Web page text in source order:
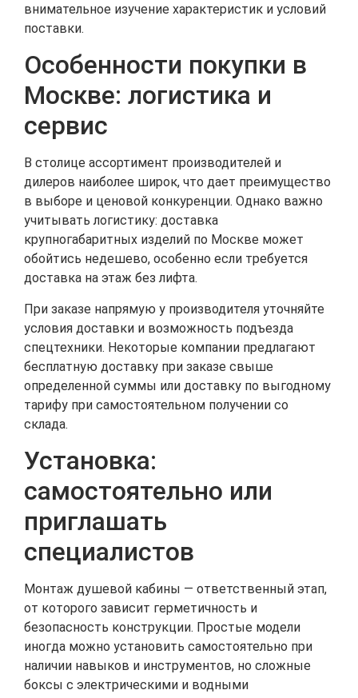
внимательное изучение характеристик и условий
поставки.
Особенности покупки в
Москве: логистика и
сервис
В столице ассортимент производителей и
дилеров наиболее широк, что дает преимущество
в выборе и ценовой конкуренции. Однако важно
учитывать логистику: доставка
крупногабаритных изделий по Москве может
обойтись недешево, особенно если требуется
доставка на этаж без лифта.
При заказе напрямую у производителя уточняйте
условия доставки и возможность подъезда
спецтехники. Некоторые компании предлагают
бесплатную доставку при заказе свыше
определенной суммы или доставку по выгодному
тарифу при самостоятельном получении со
склада.
Установка:
самостоятельно или
приглашать
специалистов
Монтаж душевой кабины — ответственный этап,
от которого зависит герметичность и
безопасность конструкции. Простые модели
иногда можно установить самостоятельно при
наличии навыков и инструментов, но сложные
боксы с электрическими и водными